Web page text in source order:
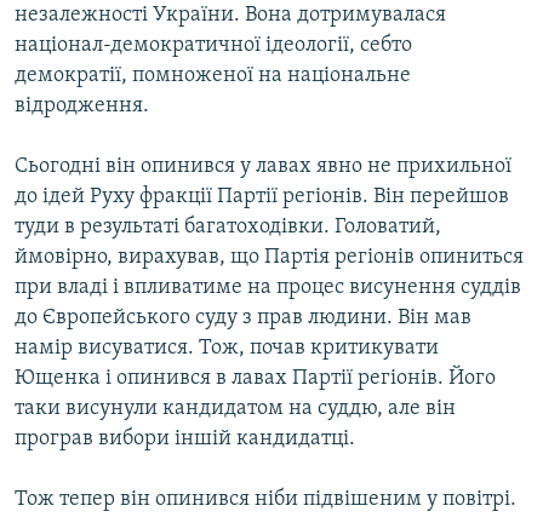
незалежності України. Вона дотримувалася
націонал-демократичної ідеології, себто
демократії, помноженої на національне
відродження.
Сьогодні він опинився у лавах явно не прихильної
до ідей Руху фракції Партії регіонів. Він перейшов
туди в результаті багатоходівки. Головатий,
ймовірно, вирахував, що Партія регіонів опиниться
при владі і впливатиме на процес висунення суддів
до Європейського суду з прав людини. Він мав
намір висуватися. Тож, почав критикувати
Ющенка і опинився в лавах Партії регіонів. Його
таки висунули кандидатом на суддю, але він
програв вибори іншій кандидатці.
Тож тепер він опинився ніби підвішеним у повітрі.